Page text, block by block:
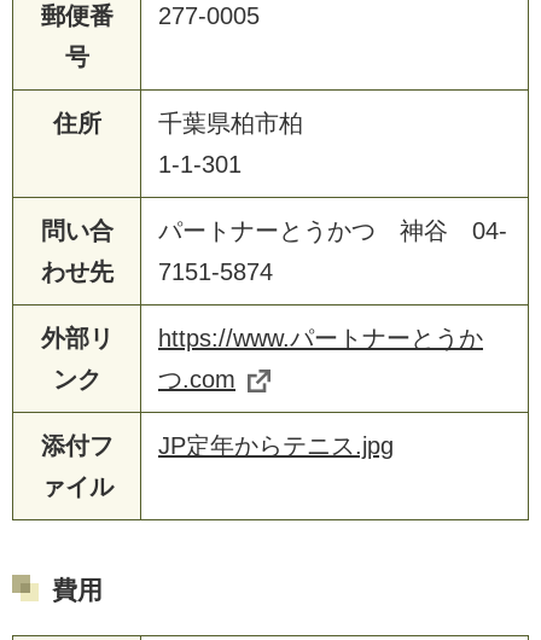
郵便番
号
277-0005
住所
千葉県柏市柏
1-1-301
問い合
わせ先
パートナーとうかつ 神谷 04-
7151-5874
外部リ
ンク
https://www.パートナーとうか
つ.com
添付フ
ァイル
JP定年からテニス.jpg
費用